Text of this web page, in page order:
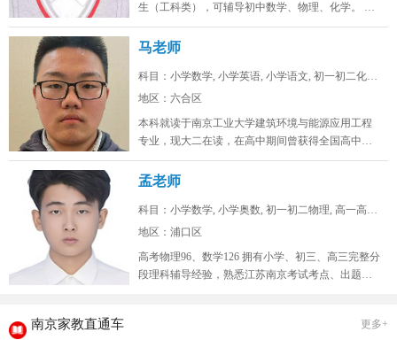
生（工科类），可辅导初中数学、物理、化学。 可
线上/线下，南京雨花台、浦口...
马老师
科目：小学数学, 小学英语, 小学语文, 初一初二化学...
地区：六合区
本科就读于南京工业大学建筑环境与能源应用工程
专业，现大二在读，在高中期间曾获得全国高中生
英语能力测评大赛省一，全国化学奥...
孟老师
科目：小学数学, 小学奥数, 初一初二物理, 高一高二...
地区：浦口区
高考物理96、数学126 拥有小学、初三、高三完整分
段理科辅导经验，熟悉江苏南京考试考点、出题思
南京家教直通车 更多+